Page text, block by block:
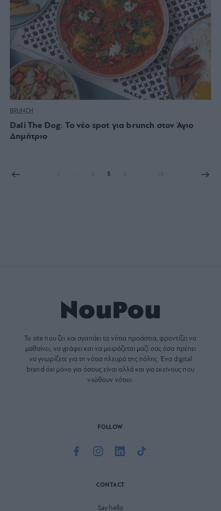
BRUNCH
Dali The Dog: Το νέο spot για brunch στον Άγιο
Δημήτριο
5
Το site που ζει και αγαπάει τα νότια προάστια, φροντίζει να
μαθαίνει, να γράφει και να μοιράζεται μαζί σας όσα πρέπει
να γνωρίζετε για τη νότια πλευρά της πόλης. Ένα digital
brand όχι μόνο για όσους είναι αλλά και για εκείνους που
νιώθουν νότιοι.
FOLLOW
CONTACT
Say hello